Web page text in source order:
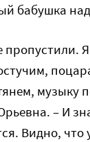
бабушка
музыку
– И
Видно,